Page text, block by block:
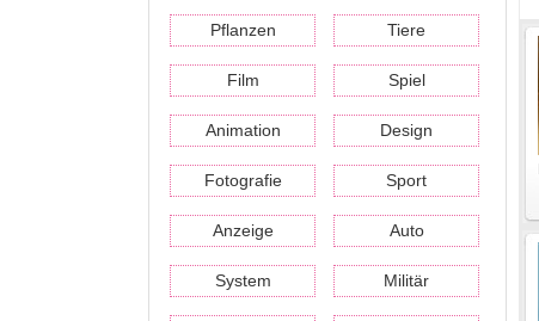
Pflanzen Tiere
Film Spiel
Animation Design
Fotografie Sport
Anzeige Auto
System Militär